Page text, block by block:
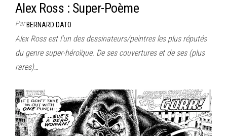
Alex Ross : Super-Poème
ParBERNARD DATO
Alex Ross est l’un des dessinateurs/peintres les plus réputés
du genre super-héroïque. De ses couvertures et de ses (plus
rares)…